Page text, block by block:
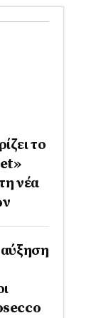
το
νέα